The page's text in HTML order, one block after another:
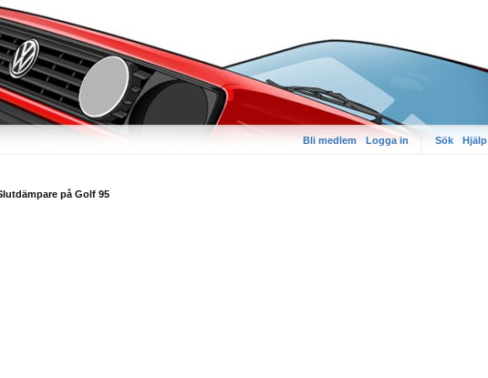
Bli medlem Logga in Sök Hjälp
på Golf 95